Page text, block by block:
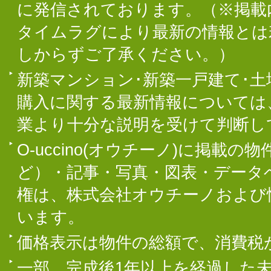
に発信されております。（※掲
タイムラグにより最新の情報と
しからずご了承ください。）
新築マンション･新築一戸建て･
購入に関する最新情報について
業より十分な説明を受けて判断
O-uccino(オウチーノ)に掲載の物
ど）・記事・写真・図表・デー
権は、株式会社オウチーノおよ
います。
価格表示は物件の総額で、消費